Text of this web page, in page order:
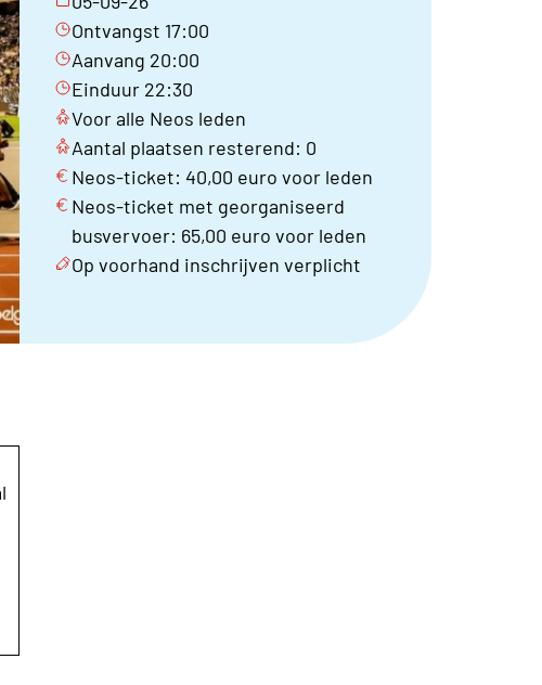
Ontvangst 17:00
Aanvang 20:00
Einduur 22:30
Voor alle Neos leden
Aantal plaatsen resterend: 0
Neos-ticket: 40,00 euro voor leden
Neos-ticket met georganiseerd
busvervoer: 65,00 euro voor leden
Op voorhand inschrijven verplicht